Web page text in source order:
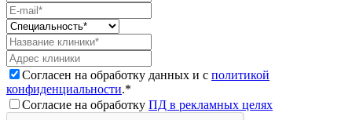
Согласен на обработку данных и с политикой
конфиденциальности.*
Согласие на обработку ПД в рекламных целях